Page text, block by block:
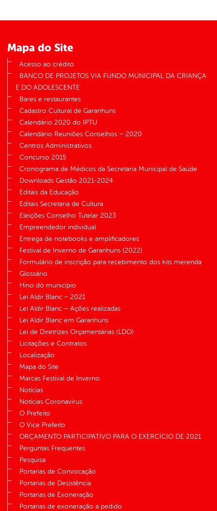
Mapa do Site
Acesso ao crédito
BANCO DE PROJETOS VIA FUNDO MUNICIPAL DA CRIANÇA
E DO ADOLESCENTE
Bares e restaurantes
Cadastro Cultural de Garanhuns
Calendário 2020 do IPTU
Calendário Reuniões Conselhos – 2020
Centros Administrativos
Concurso 2015
Cronograma de Médicos da Secretaria Municipal de Saúde
Downloads Gestão 2021-2024
Editais da Educação
Editais Secretaria de Cultura
Eleições Conselho Tutelar 2023
Empreendedor individual
Entrega de notebooks e amplificadores
Festival de Inverno de Garanhuns (2022)
Formulário de inscrição para recebimento dos kits merenda
Glossário
Hino do município
Lei Aldir Blanc – 2021
Lei Aldir Blanc – Ações realizadas
Lei Aldir Blanc em Garanhuns
Lei de Diretrizes Orçamentárias (LDO)
Licitações e Contratos
Localização
Mapa do Site
Marcas Festival de Inverno
Notícias
Notícias Coronavírus
O Prefeito
O Vice Prefeito
ORÇAMENTO PARTICIPATIVO PARA O EXERCÍCIO DE 2021
Perguntas Frequentes
Pesquisa
Portarias de Convocação
Portarias de Desistência
Portarias de Exoneração
Portarias de exoneração a pedido